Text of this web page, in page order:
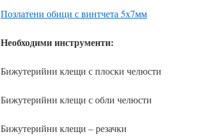
Позлатени обици с винтчета 5х7мм
Необходими инструменти:
Бижутерийни клещи с плоски челюсти
Бижутерийни клещи с обли челюсти
Бижутерийни клещи – резачки